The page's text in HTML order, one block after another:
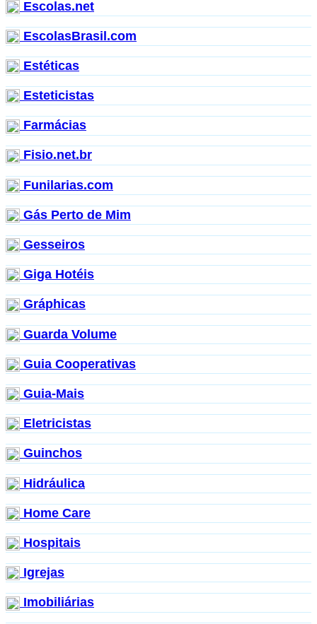
Escolas.net
EscolasBrasil.com
Estéticas
Esteticistas
Farmácias
Fisio.net.br
Funilarias.com
Gás Perto de Mim
Gesseiros
Giga Hotéis
Gráphicas
Guarda Volume
Guia Cooperativas
Guia-Mais
Eletricistas
Guinchos
Hidráulica
Home Care
Hospitais
Igrejas
Imobiliárias